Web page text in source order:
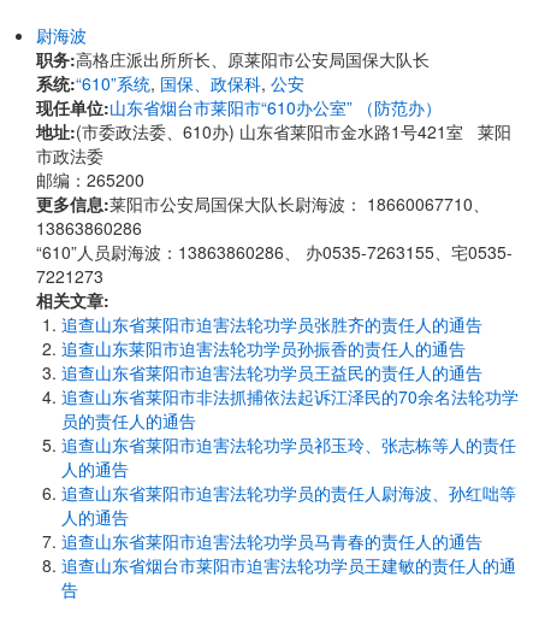
尉海波
职务:高格庄派出所所长、原莱阳市公安局国保大队长
系统:“610”系统, 国保、政保科, 公安
现任单位:山东省烟台市莱阳市“610办公室” （防范办）
地址:(市委政法委、610办) 山东省莱阳市金水路1号421室 莱阳
市政法委
邮编：265200
更多信息:莱阳市公安局国保大队长尉海波： 18660067710、
13863860286
“610”人员尉海波：13863860286、 办0535-7263155、宅0535-
7221273
相关文章:
追查山东省莱阳市迫害法轮功学员张胜齐的责任人的通告
追查山东莱阳市迫害法轮功学员孙振香的责任人的通告
追查山东省莱阳市迫害法轮功学员王益民的责任人的通告
追查山东省莱阳市非法抓捕依法起诉江泽民的70余名法轮功学
员的责任人的通告
追查山东省莱阳市迫害法轮功学员祁玉玲、张志栋等人的责任
人的通告
追查山东省莱阳市迫害法轮功学员的责任人尉海波、孙红咄等
人的通告
追查山东省莱阳市迫害法轮功学员马青春的责任人的通告
追查山东省烟台市莱阳市迫害法轮功学员王建敏的责任人的通
告